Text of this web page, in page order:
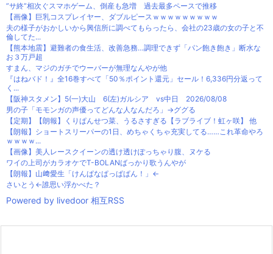
”サ終”相次ぐスマホゲーム、倒産も急増 過去最多ペースで推移
【画像】巨乳コスプレイヤー、ダブルピースｗｗｗｗｗｗｗｗｗ
夫の様子がおかしいから興信所に調べてもらったら、会社の23歳の女の子と不
倫してた...
【熊本地震】避難者の食生活、改善急務…調理できず「パン飽き飽き」断水な
お３万戸超
すまん、マジのガチでウーバーが無理なんやが他
『はねバド！』全16巻すべて「50％ポイント還元」セール！6,336円分返って
く...
【阪神スタメン】5(一)大山 6(左)ガルシア vs中日 2026/08/08
男の子「モモンガの声優ってどんな人なんだろ」→ググる
【定期】【朗報】くりぱんせつ菜、うるさすぎる【ラブライブ！虹ヶ咲】 他
【朗報】ショートスリーパーの1日、めちゃくちゃ充実してる……これ革命やろ
ｗｗｗｗ...
【画像】美人レースクイーンの透け透けぽっちゃり腹、ヌケる
ワイの上司がカラオケでT-BOLANばっかり歌うんやが
【朗報】山﨑愛生「けんぱなぱっぱぱん！」←
さいとう←誰思い浮かべた？
Powered by livedoor 相互RSS